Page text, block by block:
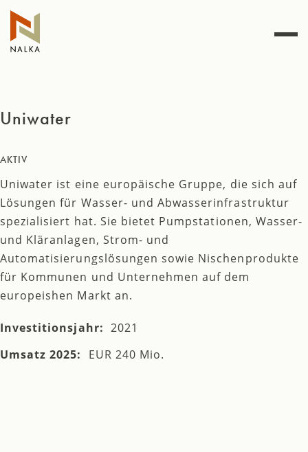
Zum
Inhalt
springen
Uniwater
AKTIV
Uniwater ist eine europäische Gruppe, die sich auf
Lösungen für Wasser- und Abwasserinfrastruktur
spezialisiert hat. Sie bietet Pumpstationen, Wasser-
und Kläranlagen, Strom- und
Automatisierungslösungen sowie Nischenprodukte
für Kommunen und Unternehmen auf dem
europeishen Markt an.
Investitionsjahr: 2021
Umsatz 2025:
EUR 240 Mio.